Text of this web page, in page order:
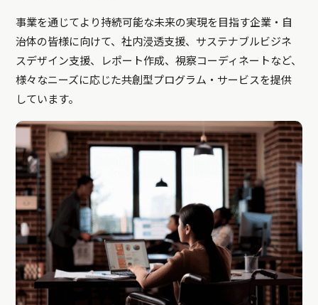
事業を通じてより持続可能な未来の実現を目指す企業・自
治体の皆様に向けて、社内浸透支援、サステナブルビジネ
スデザイン支援、レポート作成、視察コーディネートなど、
様々なニーズに応じた共創型プログラム・サービスを提供
しています。